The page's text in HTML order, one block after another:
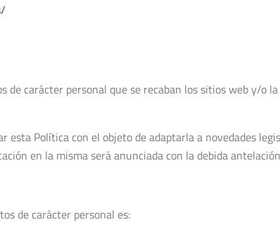
de carácter personal que se recaban los sitios web y/o
esta Política con el objeto de adaptarla a novedades
en la misma será anunciada con la debida
de carácter personal es: